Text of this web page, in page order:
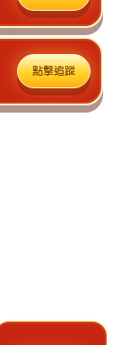
點擊追蹤